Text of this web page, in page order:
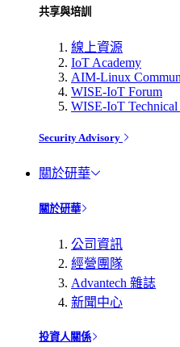
共享與培訓
線上資源
IoT Academy
AIM-Linux
WISE-IoT Forum
WISE-IoT Technical
Security Advisory
關於研華
關於研華
公司資訊
經營團隊
Advantech 雜誌
新聞中心
投資人關係